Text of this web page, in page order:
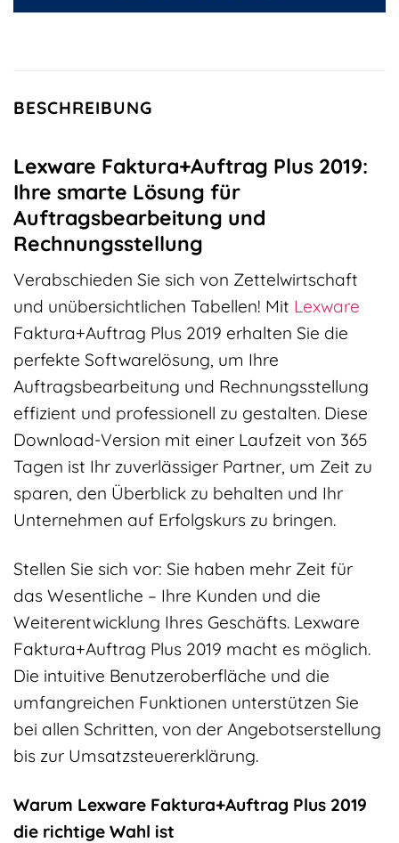
BESCHREIBUNG
Lexware Faktura+Auftrag Plus 2019:
Ihre smarte Lösung für
Auftragsbearbeitung und
Rechnungsstellung
Verabschieden Sie sich von Zettelwirtschaft
und unübersichtlichen Tabellen! Mit Lexware
Faktura+Auftrag Plus 2019 erhalten Sie die
perfekte Softwarelösung, um Ihre
Auftragsbearbeitung und Rechnungsstellung
effizient und professionell zu gestalten. Diese
Download-Version mit einer Laufzeit von 365
Tagen ist Ihr zuverlässiger Partner, um Zeit zu
sparen, den Überblick zu behalten und Ihr
Unternehmen auf Erfolgskurs zu bringen.
Stellen Sie sich vor: Sie haben mehr Zeit für
das Wesentliche – Ihre Kunden und die
Weiterentwicklung Ihres Geschäfts. Lexware
Faktura+Auftrag Plus 2019 macht es möglich.
Die intuitive Benutzeroberfläche und die
umfangreichen Funktionen unterstützen Sie
bei allen Schritten, von der Angebotserstellung
bis zur Umsatzsteuererklärung.
Warum Lexware Faktura+Auftrag Plus 2019
die richtige Wahl ist